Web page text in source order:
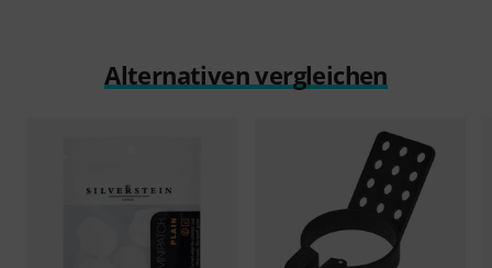
Alternativen vergleichen